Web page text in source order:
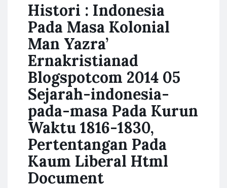
Histori : Indonesia
Pada Masa Kolonial
Man Yazra’
Ernakristianad
Blogspotcom 2014 05
Sejarah-indonesia-
pada-masa Pada Kurun
Waktu 1816-1830,
Pertentangan Pada
Kaum Liberal Html
Document